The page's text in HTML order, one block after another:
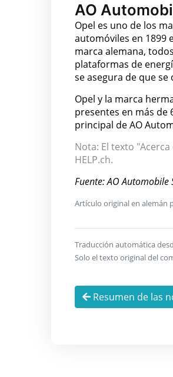
AO
Opel es uno de los
automóviles en 1899
marca alemana,
plataformas de
se asegura de que
Opel y la marca
presentes en más de
principal de AO
Nota: El texto
HELP.ch.
Fuente: AO Automobile
Artículo original en alemán
Traducción automática
Solo el texto original del
Resumen de las